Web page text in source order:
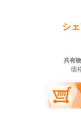
シ
共有
価